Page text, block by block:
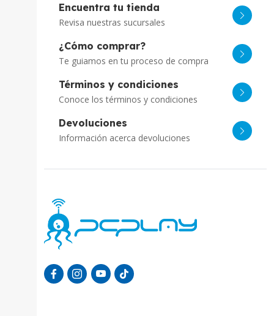
Encuentra tu tienda
Revisa nuestras sucursales
¿Cómo comprar?
Te guiamos en tu proceso de compra
Términos y condiciones
Conoce los términos y condiciones
Devoluciones
Información acerca devoluciones